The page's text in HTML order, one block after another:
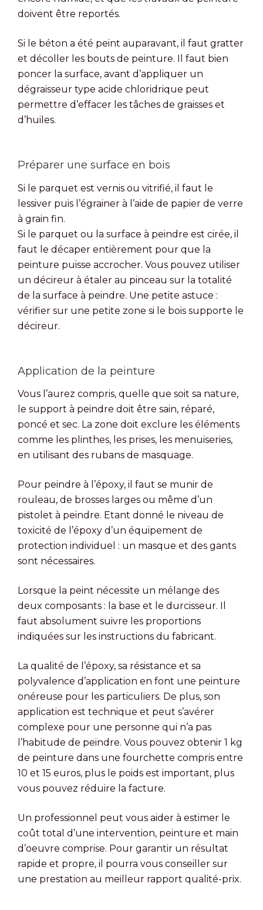
doivent être reportés.
Si le béton a été peint auparavant, il faut gratter
et décoller les bouts de peinture. Il faut bien
poncer la surface, avant d’appliquer un
dégraisseur type acide chloridrique peut
permettre d’effacer les tâches de graisses et
d’huiles.
Préparer une surface en bois
Si le parquet est vernis ou vitrifié, il faut le
lessiver puis l’égrainer à l’aide de papier de verre
à grain fin.
Si le parquet ou la surface à peindre est cirée, il
faut le décaper entièrement pour que la
peinture puisse accrocher. Vous pouvez utiliser
un décireur à étaler au pinceau sur la totalité
de la surface à peindre. Une petite astuce :
vérifier sur une petite zone si le bois supporte le
décireur.
Application de la peinture
Vous l’aurez compris, quelle que soit sa nature,
le support à peindre doit être sain, réparé,
poncé et sec. La zone doit exclure les éléments
comme les plinthes, les prises, les menuiseries,
en utilisant des rubans de masquage.
Pour peindre à l’époxy, il faut se munir de
rouleau, de brosses larges ou même d’un
pistolet à peindre. Etant donné le niveau de
toxicité de l’époxy d’un équipement de
protection individuel : un masque et des gants
sont nécessaires.
Lorsque la peint nécessite un mélange des
deux composants : la base et le durcisseur. Il
faut absolument suivre les proportions
indiquées sur les instructions du fabricant.
La qualité de l’époxy, sa résistance et sa
polyvalence d’application en font une peinture
onéreuse pour les particuliers. De plus, son
application est technique et peut s’avérer
complexe pour une personne qui n’a pas
l’habitude de peindre. Vous pouvez obtenir 1 kg
de peinture dans une fourchette compris entre
10 et 15 euros, plus le poids est important, plus
vous pouvez réduire la facture.
Un professionnel peut vous aider à estimer le
coût total d’une intervention, peinture et main
d’oeuvre comprise. Pour garantir un résultat
rapide et propre, il pourra vous conseiller sur
une prestation au meilleur rapport qualité-prix.